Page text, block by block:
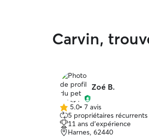
Carvin,
Zoé B.
5.0 étoile(s)
sur
5
5.0• 7 avis
5 propriétaires récurrents
11 ans d'expérience
Harnes, 62440